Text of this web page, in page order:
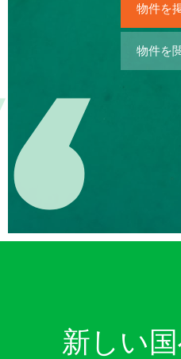
物件を
物件を
新しい